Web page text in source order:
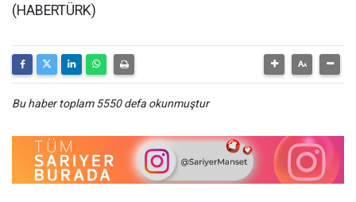
(HABERTÜRK)
Bu haber toplam 5550 defa okunmuştur